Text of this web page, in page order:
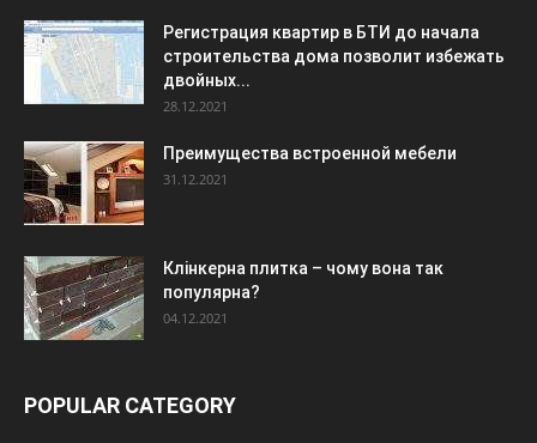
Регистрация квартир в БТИ до начала
строительства дома позволит избежать
двойных...
28.12.2021
Преимущества встроенной мебели
31.12.2021
Клінкерна плитка – чому вона так
популярна?
04.12.2021
POPULAR CATEGORY